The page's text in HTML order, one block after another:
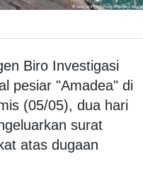
Biro Investigasi
pesiar "Amadea" di
(05/05), dua hari
surat
atas dugaan